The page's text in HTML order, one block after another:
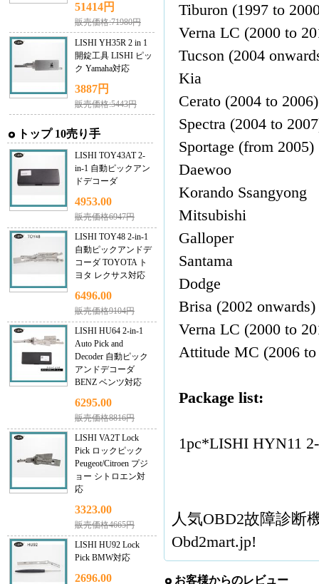
51414円
販売価格:71980円
LISHI YH35R 2 in 1
開錠工具 LISHI ピッ
ク Yamaha対応
3887円
販売価格:5443円
トップ 10売り手
LISHI TOY43AT 2-
in-1 自動ピックアン
ドデコーダ
4953.00
販売価格6947円
LISHI TOY48 2-in-1
自動ピックアンドデ
コーダ TOYOTA ト
ヨタ レクサス対応
6496.00
販売価格9104円
LISHI HU64 2-in-1
Auto Pick and
Decoder 自動ピック
アンドデコーダ
BENZ ベンツ対応
6295.00
販売価格8816円
LISHI VA2T Lock
Pick ロックピック
Peugeot/Citroen プジ
ョー シトロエン対
応
3323.00
販売価格4665円
LISHI HU92 Lock
Pick BMW対応
2696.00
Tiburon (1997 to
Verna LC (2000 to
Tucson (2004
Kia
Cerato (2004 to 2006)
Spectra (2004 to
Sportage (from 2005)
Daewoo
Korando Ssangyong
Mitsubishi
Galloper
Santama
Dodge
Brisa (2002 onwards)
Verna LC (2000 to
Attitude MC (2006 to
Package list:
1pc*LISHI HYN11
人気OBD2故障診断
Obd2mart.jp!
お客様からのレビュー